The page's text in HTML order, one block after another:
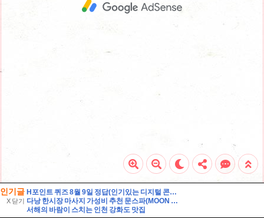
인기글
X 닫기
H포인트 퀴즈 8월 9일 정답(인기있는 디지털 콘텐츠를 H.Point에서 즐겨보세요! 멜론, 밀리의서재, 티빙의 인기 구독서비스를 H.Point에서 결제하시면 포인트 추가적립 혜택도 드립니다! 이 신규 서
다낭 한시장 마사지 가성비 추천 문스파(MOON SPA)
서해의 바람이 스치는 인천 강화도 맛집